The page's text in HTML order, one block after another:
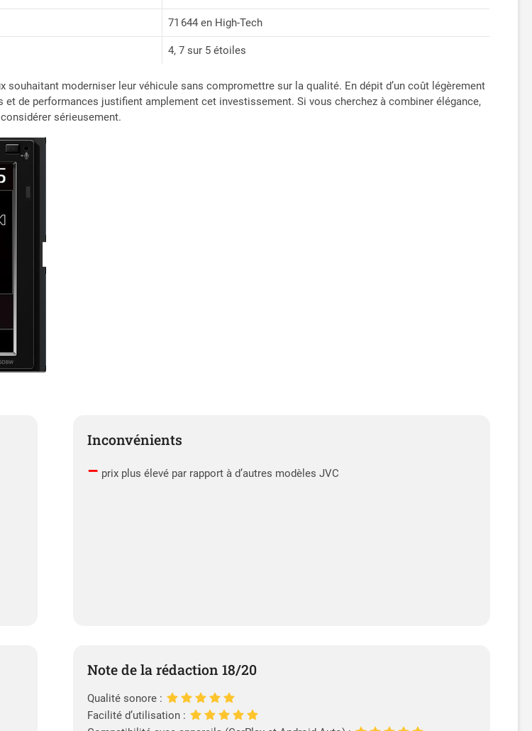
71 644 en High-Tech
4, 7 sur 5 étoiles
souhaitant moderniser leur véhicule sans compromettre sur la qualité. En dépit d’un coût légèrement
de performances justifient amplement cet investissement. Si vous cherchez à combiner élégance,
sérieusement.
Inconvénients
– prix plus élevé par rapport à d’autres modèles JVC
Note de la rédaction 18/20
Qualité sonore :
Facilité d’utilisation :